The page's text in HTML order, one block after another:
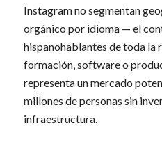
Instagram no segmentan
orgánico por idioma — el
hispanohablantes de toda la
formación, software o
representa un mercado
millones de personas sin
infraestructura.